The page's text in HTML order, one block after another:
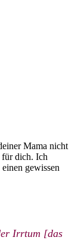
Mama nicht
für dich. Ich
gewissen
Irrtum [das